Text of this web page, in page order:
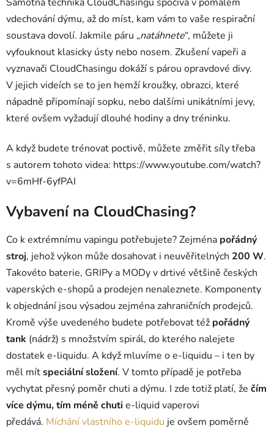
Samotná technika CloudChasingu spočívá v pomalém
vdechování dýmu, až do míst, kam vám to vaše respirační
soustava dovolí. Jakmile páru „natáhnete“, můžete ji
vyfouknout klasicky ústy nebo nosem. Zkušení vapeři a
vyznavači CloudChasingu dokáží s párou opravdové divy.
V jejich videích se to jen hemží kroužky, obrazci, které
nápadně připomínají sopku, nebo dalšími unikátními jevy,
které ovšem vyžadují dlouhé hodiny a dny tréninku.
A když budete trénovat poctivě, můžete změřit síly třeba
s autorem tohoto videa: https://www.youtube.com/watch?
v=6mHf-6yfPAI
Vybavení na CloudChasing?
Co k extrémnímu vapingu potřebujete? Zejména pořádný
stroj, jehož výkon může dosahovat i neuvěřitelných 200 W.
Takovéto baterie, GRIPy a MODy v drtivé většině českých
vaperských e-shopů a prodejen nenaleznete. Komponenty
k objednání jsou výsadou zejména zahraničních prodejců.
Kromě výše uvedeného budete potřebovat též pořádný
tank (nádrž) s množstvím spirál, do kterého nalejete
dostatek e-liquidu. A když mluvíme o e-liquidu – i ten by
měl mítspeciální složení. V tomto případě je potřeba
vychytat přesný poměr chuti a dýmu. I zde totiž platí, že čím
více dýmu, tím méně chutie-liquid vaperovi
předává. Míchání vlastního e-liquidu je ovšem poměrně